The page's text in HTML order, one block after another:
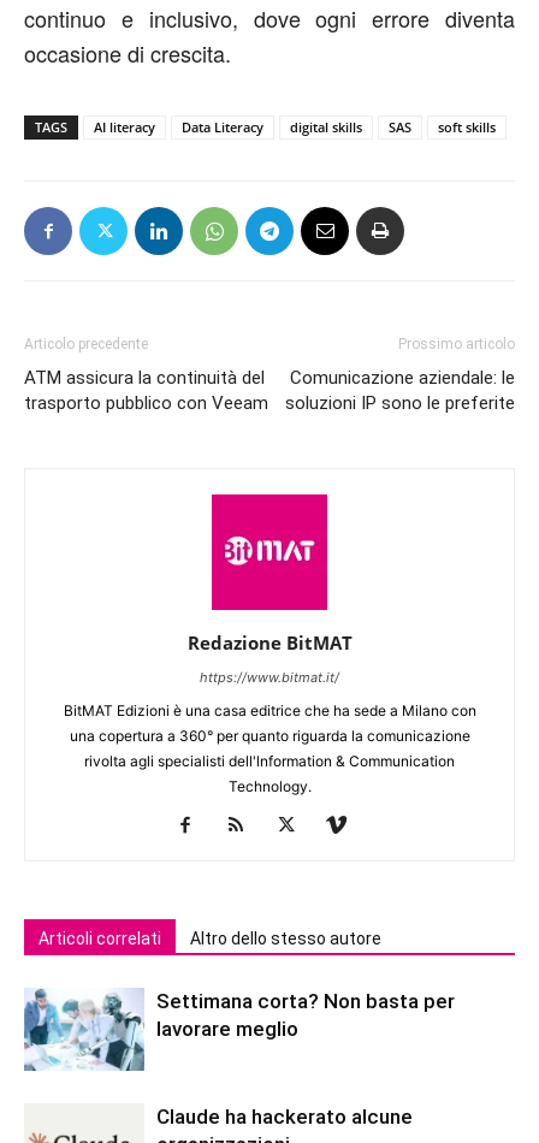
continuo e inclusivo, dove ogni errore diventa
occasione di crescita.
TAGS AI literacy Data Literacy digital skills SAS soft skills
Articolo precedente
ATM assicura la continuità del
trasporto pubblico con Veeam
Prossimo articolo
Comunicazione aziendale: le
soluzioni IP sono le preferite
Redazione BitMAT
https://www.bitmat.it/
BitMAT Edizioni è una casa editrice che ha sede a Milano con
una copertura a 360° per quanto riguarda la comunicazione
rivolta agli specialisti dell'lnformation & Communication
Technology.
Articoli correlati Altro dello stesso autore
Settimana corta? Non basta per
lavorare meglio
Claude ha hackerato alcune